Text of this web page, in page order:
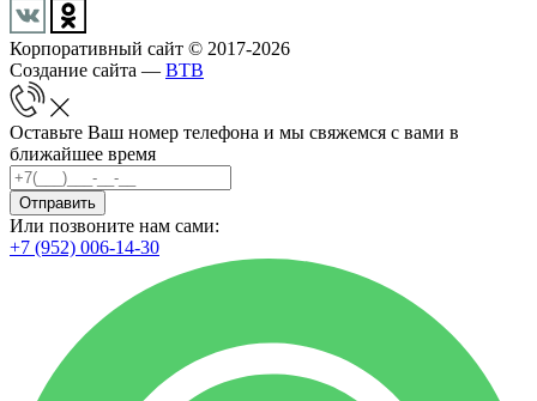
Корпоративный сайт © 2017-2026
Создание сайта — BTB
Оставьте Ваш номер телефона и мы свяжемся с вами в
ближайшее время
Отправить
Или позвоните нам сами:
+7 (952) 006-14-30